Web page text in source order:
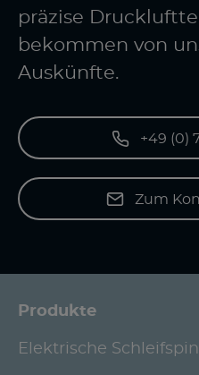
präzise
bekommen von
Auskünfte.
+49 (0)
Zum
Produkte
Elektrische